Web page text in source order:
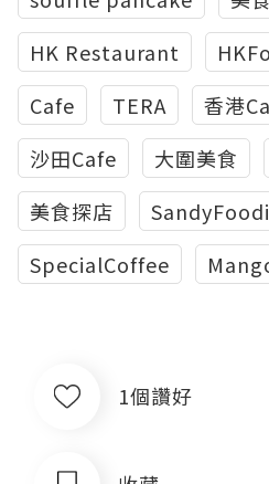
HK Restaurant
Cafe
TERA 香港
沙田Cafe
大圍美食
美食探店
SpecialCoffee
1個讚好